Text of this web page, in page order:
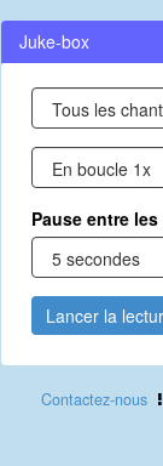
Juke-box
Pause entre
Lancer la
Contactez-nous